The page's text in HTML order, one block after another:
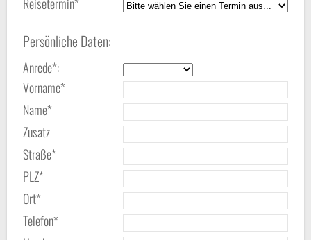
Reisetermin*
Persönliche Daten:
Anrede*:
Vorname*
Name*
Zusatz
Straße*
PLZ*
Ort*
Telefon*